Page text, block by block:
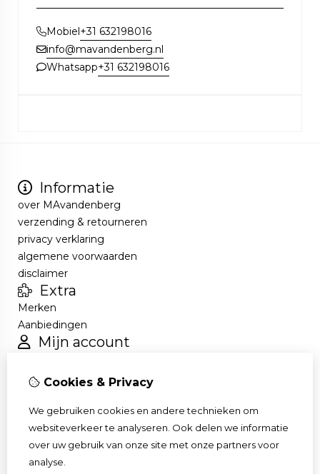
Mobiel+31 632198016
info@mavandenberg.nl
Whatsapp+31 632198016
Informatie
over MAvandenberg
verzending & retourneren
privacy verklaring
algemene voorwaarden
disclaimer
Extra
Merken
Aanbiedingen
Mijn account
Bestelhistorie
Nieuwsbrief
Klantenservice
Contact
Sitemap
Cookies & Privacy
We gebruiken cookies en andere technieken om
websiteverkeer te analyseren. Ook delen we informatie
over uw gebruik van onze site met onze partners voor
analyse.